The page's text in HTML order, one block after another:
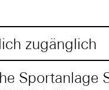
zugänglich
Sportanlage